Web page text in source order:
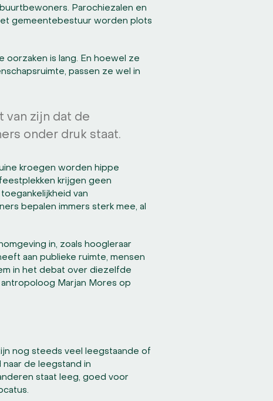
Parochiezalen en
gemeentebestuur worden plots
oorzaken is lang. En hoewel ze
passen ze wel in
van zijn dat de
onder druk staat.
kroegen worden hippe
krijgen geen
van
bepalen immers sterk mee, al
in, zoals hoogleraar
aan publieke ruimte, mensen
in het debat over diezelfde
Marjan Mores op
nog steeds veel leegstaande of
de leegstand in
staat leeg, goed voor